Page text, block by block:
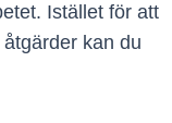
Istället för att
kan du